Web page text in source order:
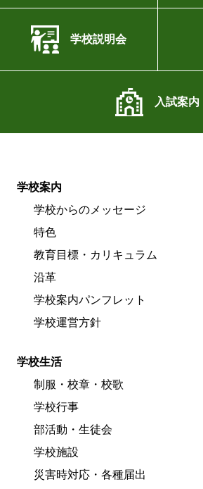
学校説明会
入試案内
学校案内
学校からのメッセージ
特色
教育目標・カリキュラム
沿革
学校案内パンフレット
学校運営方針
学校生活
制服・校章・校歌
学校行事
部活動・生徒会
学校施設
災害時対応・各種届出